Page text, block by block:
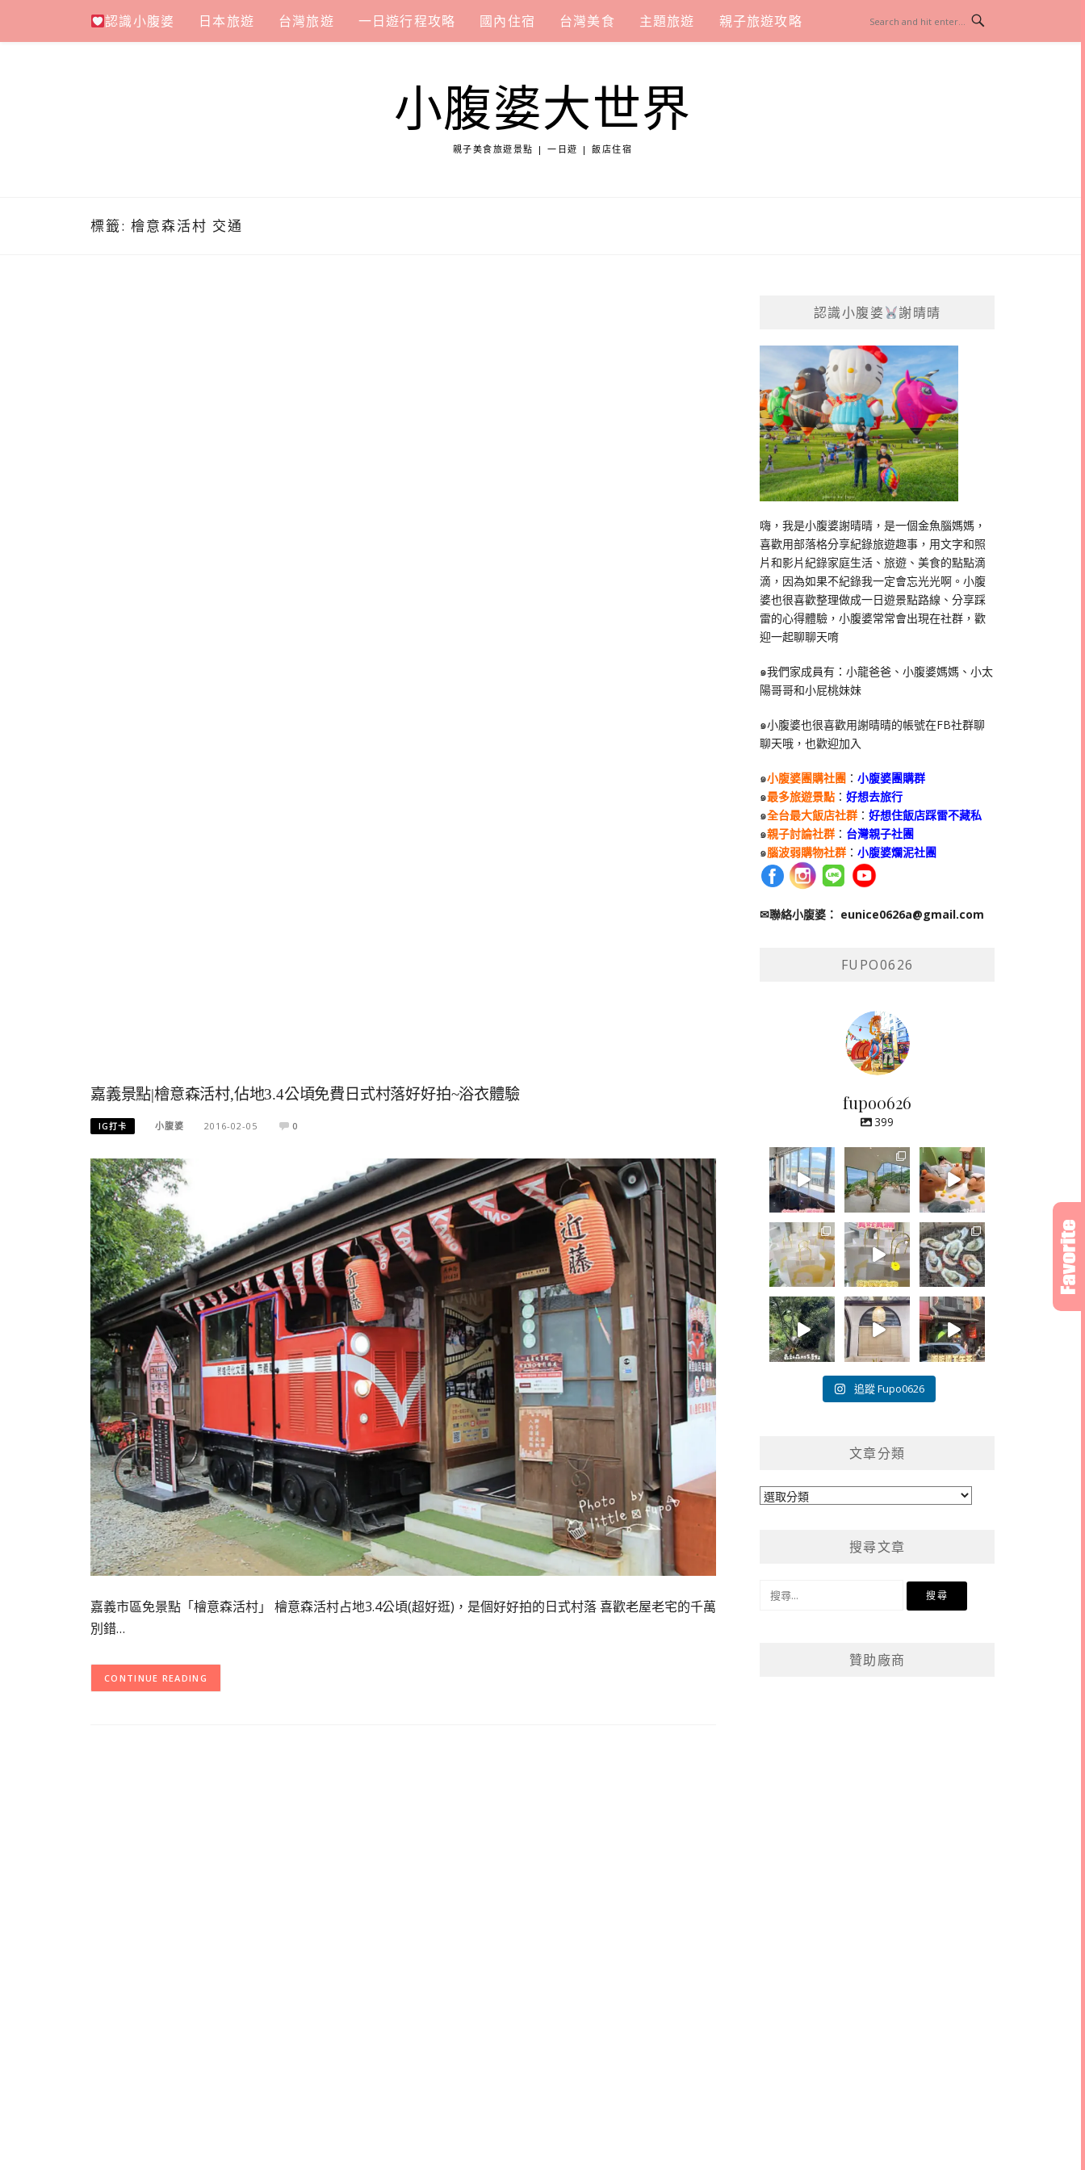
content
認識小腹婆 日本旅遊 台灣旅遊 一日遊行程攻略 國內住宿 台灣美食 主題旅遊 親子旅遊攻略
小腹婆大世界
親子美食旅遊景點 | 一日遊 | 飯店住宿
標籤: 檜意森活村 交通
嘉義景點|檜意森活村,佔地3.4公頃免費日式村落好好拍~浴衣體驗
IG打卡 小腹婆 2016-02-05 0
嘉義市區免景點「檜意森活村」 檜意森活村占地3.4公頃(超好逛)，是個好好拍的日式村落 喜歡老屋老宅的千萬
別錯…
CONTINUE READING
認識小腹婆 謝晴晴
嗨，我是小腹婆謝晴晴，是一個金魚腦媽媽，
喜歡用部落格分享紀錄旅遊趣事，用文字和照
片和影片紀錄家庭生活、旅遊、美食的點點滴
滴，因為如果不紀錄我一定會忘光光啊。小腹
婆也很喜歡整理做成一日遊景點路線、分享踩
雷的心得體驗，小腹婆常常會出現在社群，歡
迎一起聊聊天唷
๑我們家成員有：小龍爸爸、小腹婆媽媽、小太
陽哥哥和小屁桃妹妹
๑小腹婆也很喜歡用謝晴晴的帳號在FB社群聊
聊天哦，也歡迎加入
๑小腹婆團購社團 ：小腹婆團購群
๑最多旅遊景點 ：好想去旅行
๑全台最大飯店社群 ：好想住飯店踩雷不藏私
๑親子討論社群 ： 台灣親子社團
๑腦波弱購物社群 ：小腹婆爛泥社團
✉聯絡小腹婆： eunice0626a@gmail.com
FUPO0626
fupo0626
399
追蹤 Fupo0626
文章分類
文
搜尋文章
贊助廠商